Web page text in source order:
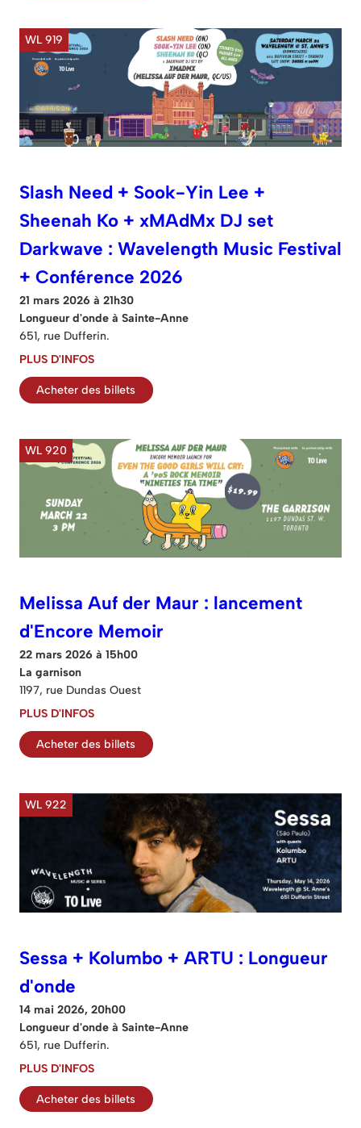
WL 919
Slash Need + Sook-Yin Lee +
Sheenah Ko + xMAdMx DJ set
Darkwave : Wavelength Music Festival
+ Conférence 2026
21 mars 2026 à 21h30
Longueur d'onde à Sainte-Anne
651, rue Dufferin.
PLUS D'INFOS
Acheter des billets
WL 920
Melissa Auf der Maur : lancement
d'Encore Memoir
22 mars 2026 à 15h00
La garnison
1197, rue Dundas Ouest
PLUS D'INFOS
Acheter des billets
WL 922
Sessa + Kolumbo + ARTU : Longueur
d'onde
14 mai 2026, 20h00
Longueur d'onde à Sainte-Anne
651, rue Dufferin.
PLUS D'INFOS
Acheter des billets